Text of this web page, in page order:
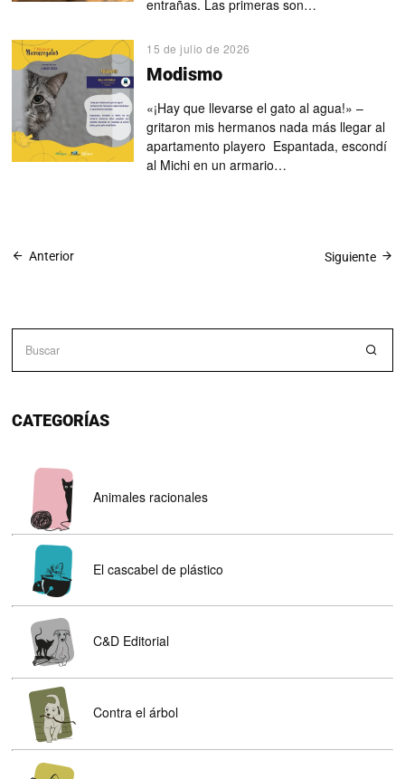
entrañas. Las primeras son…
15 de julio de 2026
Modismo
«¡Hay que llevarse el gato al agua!» –
gritaron mis hermanos nada más llegar al
apartamento playero Espantada, escondí
al Michi en un armario…
Anterior Siguiente
CATEGORÍAS
Animales racionales
El cascabel de plástico
C&D Editorial
Contra el árbol